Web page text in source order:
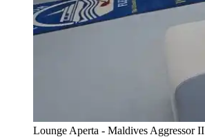
Lounge Aperta - Maldives Aggressor II